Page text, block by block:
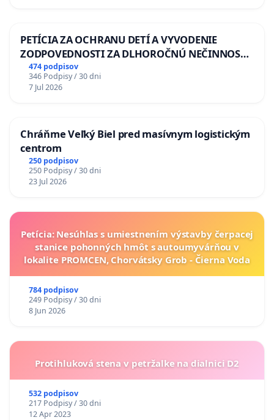
PETÍCIA ZA OCHRANU DETÍ A VYVODENIE
ZODPOVEDNOSTI ZA DLHOROČNÚ NEČINNOSŤ
A ZLYHANIE ŠTÁTU
474 podpisov
346 Podpisy / 30 dni
7 Jul 2026
Chráňme Veľký Biel pred masívnym logistickým
centrom
250 podpisov
250 Podpisy / 30 dni
23 Jul 2026
Petícia: Nesúhlas s umiestnením výstavby čerpacej
stanice pohonných hmôt s autoumyvárňou v
lokalite PROMCEN, Chorvátsky Grob - Čierna Voda
784 podpisov
249 Podpisy / 30 dni
8 Jun 2026
Protihluková stena v petržalke na dialnici D2
532 podpisov
217 Podpisy / 30 dni
12 Apr 2023